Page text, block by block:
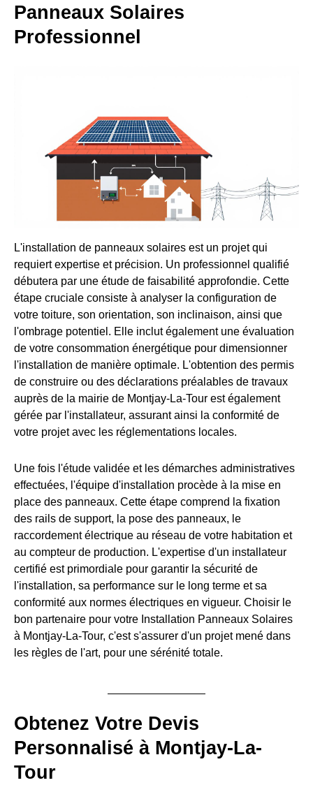
Panneaux Solaires
Professionnel
L'installation de panneaux solaires est un projet qui
requiert expertise et précision. Un professionnel qualifié
débutera par une étude de faisabilité approfondie. Cette
étape cruciale consiste à analyser la configuration de
votre toiture, son orientation, son inclinaison, ainsi que
l'ombrage potentiel. Elle inclut également une évaluation
de votre consommation énergétique pour dimensionner
l'installation de manière optimale. L'obtention des permis
de construire ou des déclarations préalables de travaux
auprès de la mairie de Montjay-La-Tour est également
gérée par l'installateur, assurant ainsi la conformité de
votre projet avec les réglementations locales.
Une fois l'étude validée et les démarches administratives
effectuées, l'équipe d'installation procède à la mise en
place des panneaux. Cette étape comprend la fixation
des rails de support, la pose des panneaux, le
raccordement électrique au réseau de votre habitation et
au compteur de production. L'expertise d'un installateur
certifié est primordiale pour garantir la sécurité de
l'installation, sa performance sur le long terme et sa
conformité aux normes électriques en vigueur. Choisir le
bon partenaire pour votre Installation Panneaux Solaires
à Montjay-La-Tour, c'est s'assurer d'un projet mené dans
les règles de l'art, pour une sérénité totale.
Obtenez Votre Devis
Personnalisé à Montjay-La-
Tour